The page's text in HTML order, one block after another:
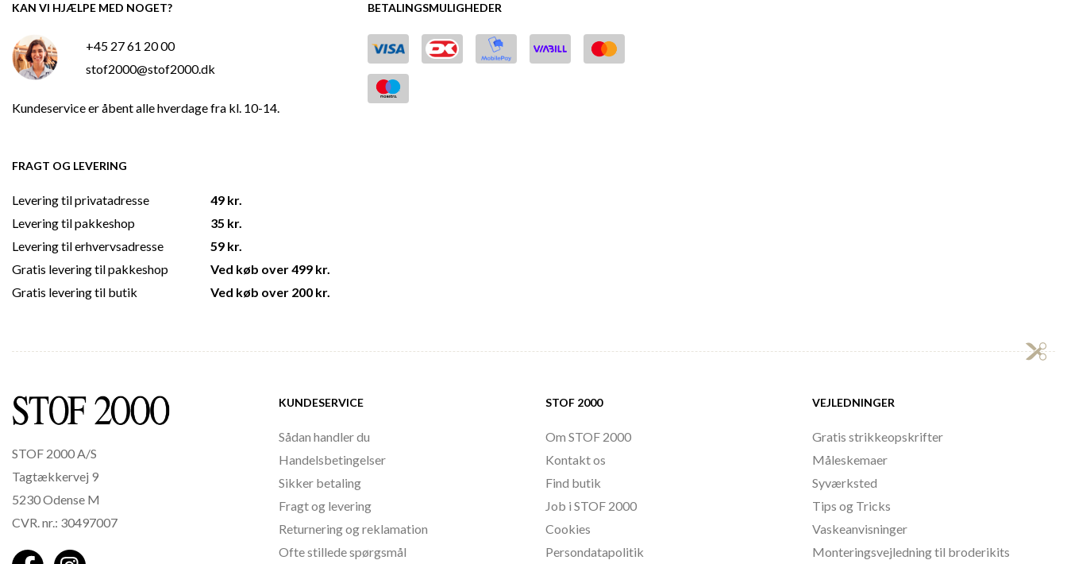
KAN VI HJÆLPE MED NOGET?
+45 27 61 20 00
stof2000@stof2000.dk
Kundeservice er åbent alle hverdage fra kl. 10-14.
BETALINGSMULIGHEDER
FRAGT OG LEVERING
Levering til privatadresse
Levering til pakkeshop
Levering til erhvervsadresse
Gratis levering til pakkeshop
Gratis levering til butik
49 kr.
35 kr.
59 kr.
Ved køb over 499 kr.
Ved køb over 200 kr.
STOF 2000 A/S
Tagtækkervej 9
5230 Odense M
CVR. nr.: 30497007
KUNDESERVICE
Sådan handler du
Handelsbetingelser
Sikker betaling
Fragt og levering
Returnering og reklamation
Ofte stillede spørgsmål
STOF 2000
Om STOF 2000
Kontakt os
Find butik
Job i STOF 2000
Cookies
Persondatapolitik
VEJLEDNINGER
Gratis strikkeopskrifter
Måleskemaer
Syværksted
Tips og Tricks
Vaskeanvisninger
Monteringsvejledning til broderikits